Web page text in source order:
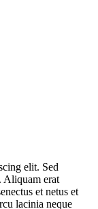
elit. Sed
Aliquam erat
et netus et
lacinia neque